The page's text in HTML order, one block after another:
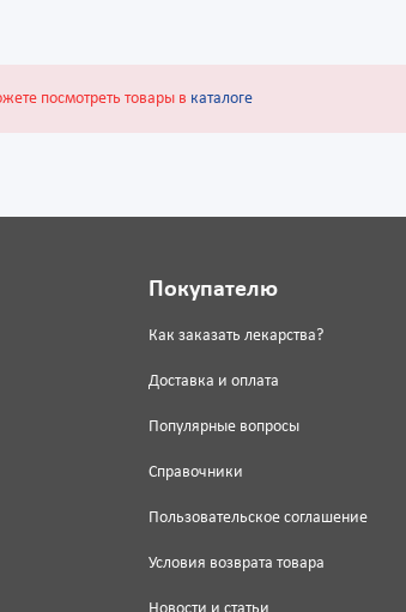
посмотреть товары в каталоге
Покупателю
Как заказать лекарства?
Доставка и оплата
Популярные вопросы
Справочники
Пользовательское соглашение
Условия возврата товара